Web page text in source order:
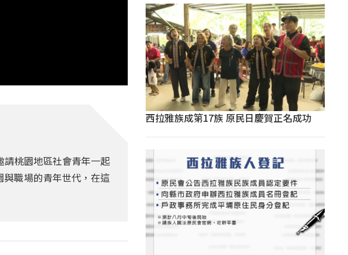
請桃園地區社會青年一起
與職場的青年世代，在這
西拉雅族成第17族 原民日慶賀正名成功